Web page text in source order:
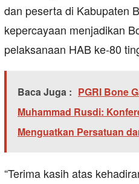
dan peserta di Kabupaten
kepercayaan menjadikan
pelaksanaan HAB ke-80
Baca Juga : PGRI Bone
Muhammad Rusdi:
Menguatkan Persatuan
“Terima kasih atas